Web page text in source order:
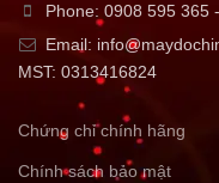
Phone: 0908 595 365
Email:
MST: 0313416824
Chứng chỉ chính hãng
Chính sách bảo mật